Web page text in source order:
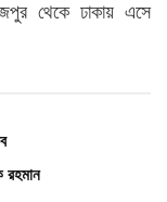
থেকে ঢাকায় এসে
রহমান